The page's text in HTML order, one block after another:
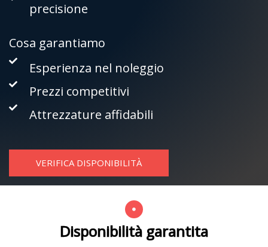
precisione
Cosa garantiamo
Esperienza nel noleggio
Prezzi competitivi
Attrezzature affidabili
VERIFICA DISPONIBILITÀ
Disponibilità garantita